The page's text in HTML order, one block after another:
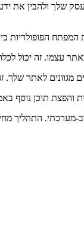
שלך ולהבין את
הפופולריות
עצמו. זה יכול
לאתר שלך.
והפצת תוכן
מערכתי. התהליך